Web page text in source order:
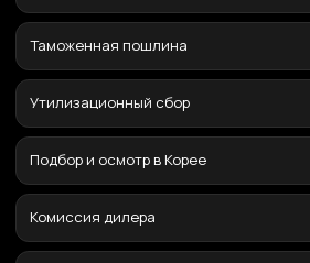
Таможенная пошлина
Утилизационный сбор
Подбор и осмотр в Корее
Комиссия дилера